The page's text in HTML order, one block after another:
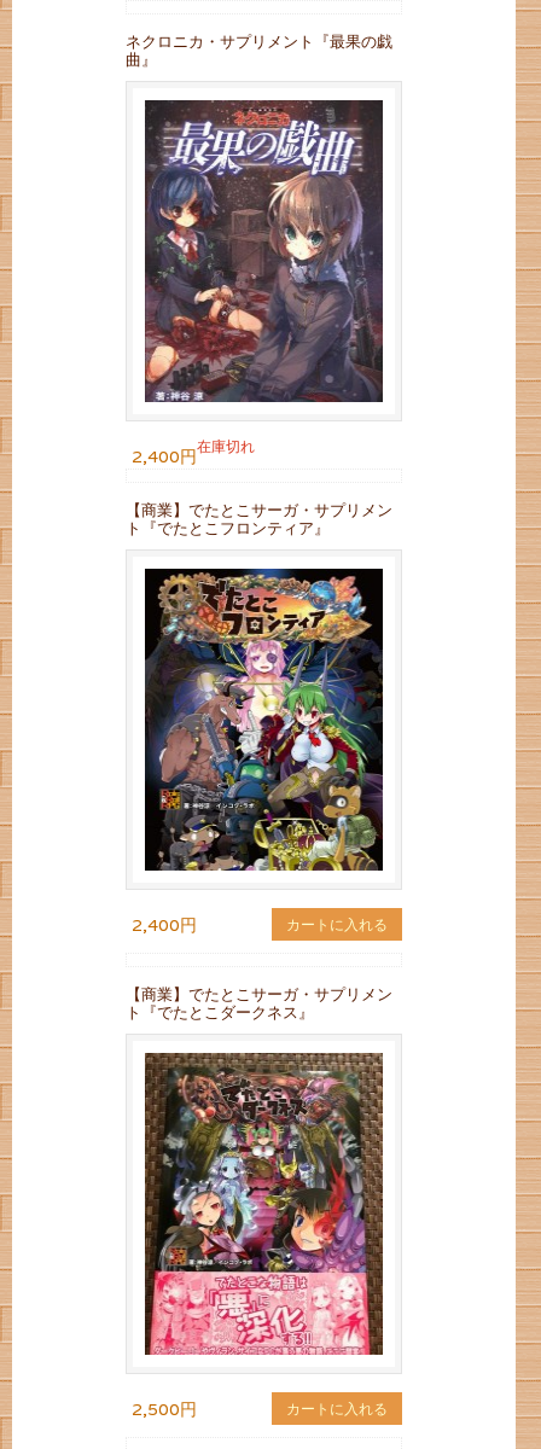
ネクロニカ・サプリメント『最果の戯
曲』
2,400円在庫切れ
【商業】でたとこサーガ・サプリメン
ト『でたとこフロンティア』
2,400円 カートに入れる
【商業】でたとこサーガ・サプリメン
ト『でたとこダークネス』
2,500円 カートに入れる